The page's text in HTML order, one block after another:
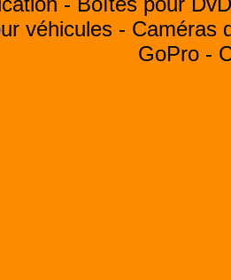
véhicules - Caméras
GoPro -